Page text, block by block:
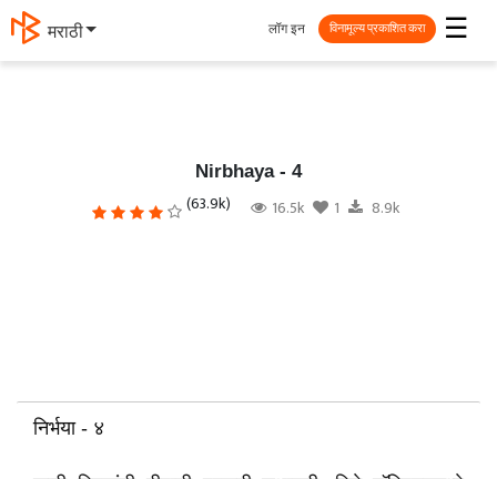
मराठी ☰
लॉग इन विनामूल्य प्रकाशित करा
Nirbhaya - 4
(63.9k) 16.5k 1 8.9k
निर्भया - ४